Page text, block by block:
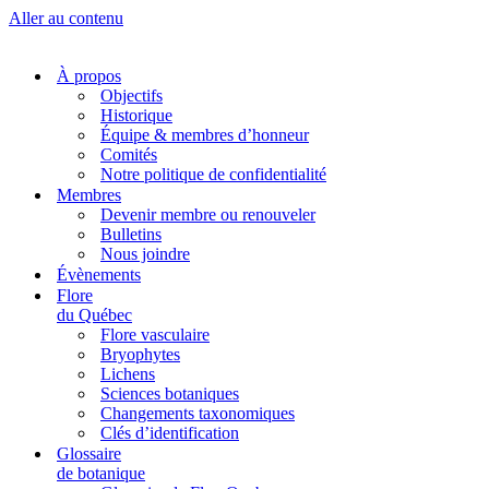
Aller au contenu
À propos
Objectifs
Historique
Équipe & membres d’honneur
Comités
Notre politique de confidentialité
Membres
Devenir membre ou renouveler
Bulletins
Nous joindre
Évènements
Flore
du Québec
Flore vasculaire
Bryophytes
Lichens
Sciences botaniques
Changements taxonomiques
Clés d’identification
Glossaire
de botanique